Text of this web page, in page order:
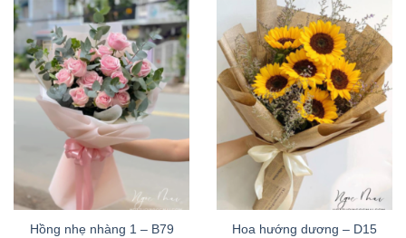
Hồng nhẹ nhàng 1 – B79
Hoa hướng dương – D15